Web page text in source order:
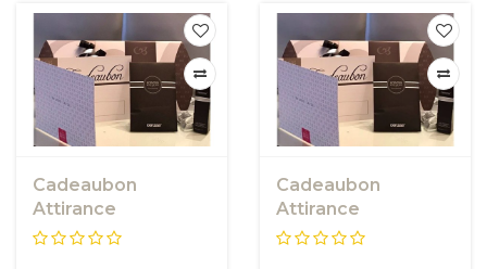
Cadeaubon
Attirance
Cadeaubon
Attirance